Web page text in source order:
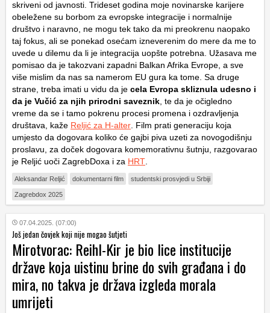
skriveni od javnosti. Trideset godina moje novinarske karijere
obeležene su borbom za evropske integracije i normalnije
društvo i naravno, ne mogu tek tako da mi preokrenu naopako
taj fokus, ali se ponekad osećam izneverenim do mere da me to
uvede u dilemu da li je integracija uopšte potrebna. Užasava me
pomisao da je takozvani zapadni Balkan Afrika Evrope, a sve
više mislim da nas sa namerom EU gura ka tome. Sa druge
strane, treba imati u vidu da je cela Evropa skliznula udesno i
da je Vučić za njih prirodni saveznik , te da je očigledno
vreme da se i tamo pokrenu procesi promena i ozdravljenja
društava, kaže Reljić za H-alter . Film prati generaciju koja
umjesto da dogovara koliko će gajbi piva uzeti za novogodišnju
proslavu, za doček dogovara komemorativnu šutnju, razgovarao
je Reljić uoči ZagrebDoxa i za HRT
Aleksandar Reljić dokumentarni film studentski prosvjedi u Srbiji
Zagrebdox 2025
07.04.2025. (07:00)
Još jedan čovjek koji nije mogao šutjeti
Mirotvorac: Reihl-Kir je bio lice institucije
države koja uistinu brine do svih građana i do
mira, no takva je država izgleda morala
umrijeti